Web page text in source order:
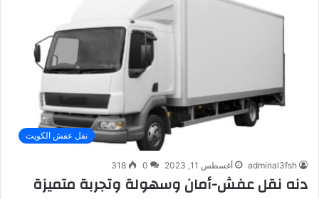
نقل عفش الكويت
adminal3fsh أغسطس 11, 2023 0
318
دنه نقل عفش-أمان وسهولة وتجربة متميزة